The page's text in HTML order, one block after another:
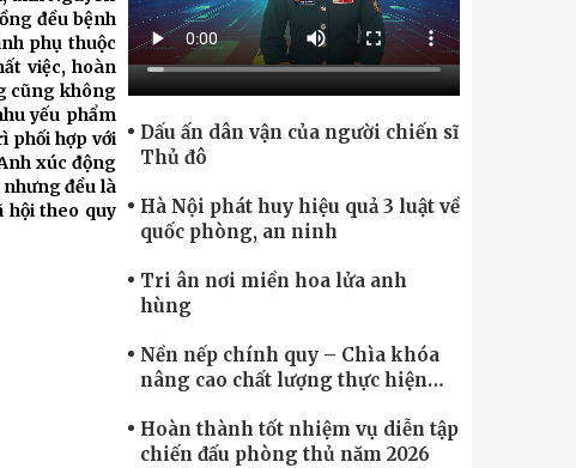
Chính phủ điện tử, Chuyển đổi số
đều bệnh
phụ thuộc
việc, hoàn
cũng không
yếu phẩm
phối hợp với
xúc động
đều là
hội theo quy
Dấu ấn dân vận của người chiến sĩ
Thủ đô
Hà Nội phát huy hiệu quả 3 luật về
quốc phòng, an ninh
Tri ân nơi miền hoa lửa anh
hùng
Nền nếp chính quy – Chìa khóa
nâng cao chất lượng thực hiện
Hoàn thành tốt nhiệm vụ diễn tập
chiến đấu phòng thủ năm 2026